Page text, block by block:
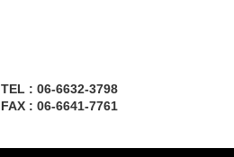
TEL : 06-6632-3798
FAX : 06-6641-7761